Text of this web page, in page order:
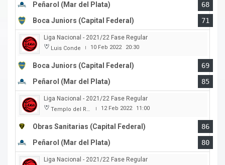
Peñarol (Mar del Plata)
68
Boca Juniors (Capital Federal)
71
Liga Nacional - 2021/22 Fase Regular
Luis Conde | 10 Feb 2022 20:30
Boca Juniors (Capital Federal)
69
Peñarol (Mar del Plata)
85
Liga Nacional - 2021/22 Fase Regular
Templo del Rock | 12 Feb 2022 11:00
Obras Sanitarias (Capital Federal)
86
Peñarol (Mar del Plata)
80
Liga Nacional - 2021/22 Fase Regular